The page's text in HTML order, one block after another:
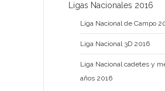
Ligas Nacionales 2016
Liga Nacional de Campo
Liga Nacional 3D 2016
Liga Nacional cadetes y
años 2016